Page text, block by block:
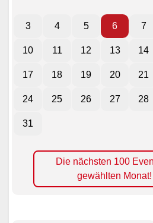
3 4 5 6 7
10 11 12 13 14
17 18 19 20 21
24 25 26 27 28
31
Die nächsten 100
gewählten Monat!